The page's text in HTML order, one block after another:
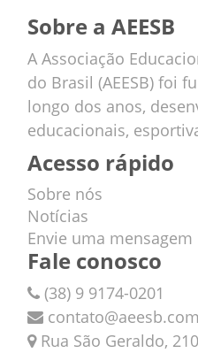
Sobre a AEESB
A Associação
do Brasil (AEESB) foi
longo dos anos,
educacionais,
Acesso rápido
Sobre nós
Notícias
Envie uma mensagem
Fale conosco
(38) 9 9174-0201
Rua São Geraldo,